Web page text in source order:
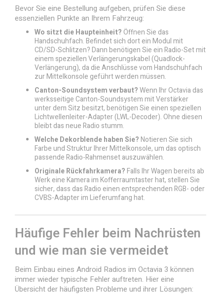
Bevor Sie eine Bestellung aufgeben, prüfen Sie diese
essenziellen Punkte an Ihrem Fahrzeug:
Wo sitzt die Haupteinheit?Öffnen Sie das
Handschuhfach. Befindet sich dort ein Modul mit
CD/SD-Schlitzen? Dann benötigen Sie ein Radio-Set mit
einem speziellen Verlängerungskabel (Quadlock-
Verlängerung), da die Anschlüsse vom Handschuhfach
zur Mittelkonsole geführt werden müssen.
Canton-Soundsystem verbaut?Wenn Ihr Octavia das
werksseitige Canton-Soundsystem mit Verstärker
unter dem Sitz besitzt, benötigen Sie einen speziellen
Lichtwellenleiter-Adapter (LWL-Decoder). Ohne diesen
bleibt das neue Radio stumm.
Welche Dekorblende haben Sie?Notieren Sie sich
Farbe und Struktur Ihrer Mittelkonsole, um das optisch
passende Radio-Rahmenset auszuwählen.
Originale Rückfahrkamera?Falls Ihr Wagen bereits ab
Werk eine Kamera im Kofferraumtaster hat, stellen Sie
sicher, dass das Radio einen entsprechenden RGB- oder
CVBS-Adapter im Lieferumfang hat.
Häufige Fehler beim Nachrüsten
und wie man sie vermeidet
Beim Einbau eines Android Radios im Octavia 3 können
immer wieder typische Fehler auftreten. Hier eine
Übersicht der häufigsten Probleme und ihrer Lösungen: